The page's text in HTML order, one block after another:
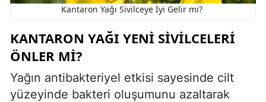
Kantaron Yağı Sivilceye İyi Gelir mi?
KANTARON YAĞI YENI SIVILCELERI
ÖNLER MI?
Yağın antibakteriyel etkisi sayesinde cilt
yüzeyinde bakteri oluşumunu azaltarak